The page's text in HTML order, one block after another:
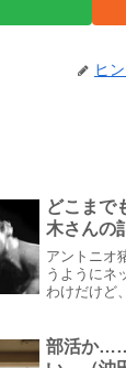
ヒ
どこまで
木さんの
アントニオ
うようにネ
わけだけど
ロレスなん
部活か